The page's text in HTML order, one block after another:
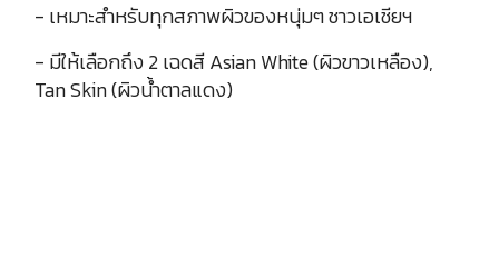
- เหมาะสำหรับทุกสภาพผิวของหนุ่มๆ ชาวเอเชียฯ
- มีให้เลือกถึง 2 เฉดสี Asian White (ผิวขาวเหลือง),
Tan Skin (ผิวน้ำตาลแดง)